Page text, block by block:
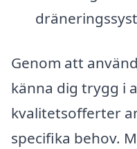
Genom att
känna dig trygg i
kvalitetsofferter
specifika behov.